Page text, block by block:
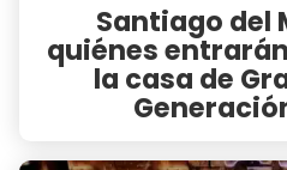
Santiago del
quiénes
la casa de